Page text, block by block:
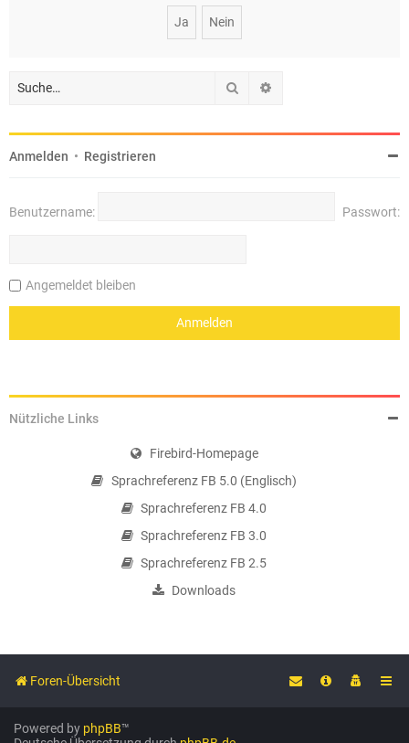
Suche
Anmelden • Registrieren
Benutzername: Passwort:
Angemeldet bleiben
Nützliche Links
Firebird-Homepage
Sprachreferenz FB 5.0 (Englisch)
Sprachreferenz FB 4.0
Sprachreferenz FB 3.0
Sprachreferenz FB 2.5
Downloads
Foren-Übersicht
Powered by phpBB™